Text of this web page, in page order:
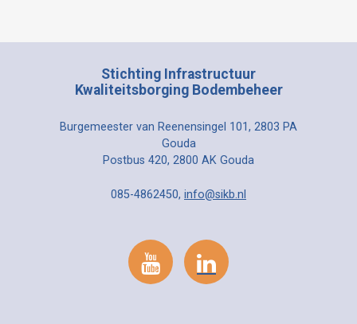
Stichting Infrastructuur
Kwaliteitsborging Bodembeheer
Burgemeester van Reenensingel 101, 2803 PA
Gouda
Postbus 420, 2800 AK Gouda
085-4862450, info@sikb.nl